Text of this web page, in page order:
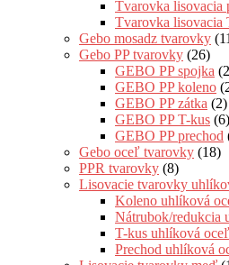
Tvarovka lisovacia
Tvarovka lisovacia
Gebo mosadz tvarovky
Gebo PP tvarovky (26)
GEBO PP spojka
GEBO PP koleno
GEBO PP zátka (2)
GEBO PP T-kus (6)
GEBO PP prechod
Gebo oceľ tvarovky (18)
PPR tvarovky (8)
Lisovacie tvarovky
Koleno uhlíková
Nátrubok/redukcia
T-kus uhlíková oceľ
Prechod uhlíková